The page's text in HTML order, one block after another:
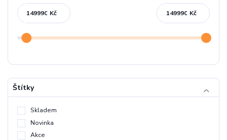
Kč Kč
Štítky
Skladem
Novinka
Akce